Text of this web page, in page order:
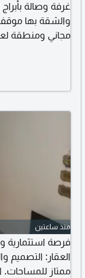
مجاني ومنطقة
منذ ساعتين
فرصة استثمارية
العقار: